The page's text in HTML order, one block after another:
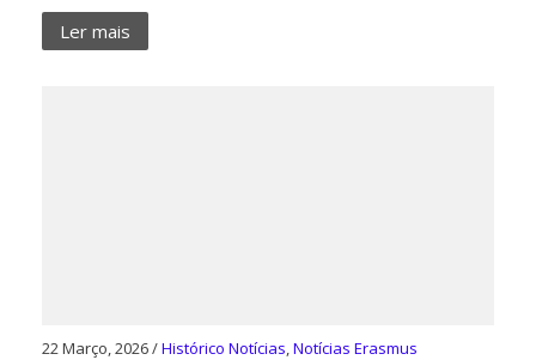
Ler mais
22 Março, 2026 /Histórico Notícias Notícias Erasmus